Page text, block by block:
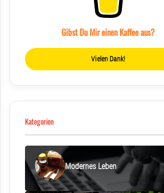
Gibst Du Mir einen Kaffee aus?
Vielen Dank!
Kategorien
Modernes Leben